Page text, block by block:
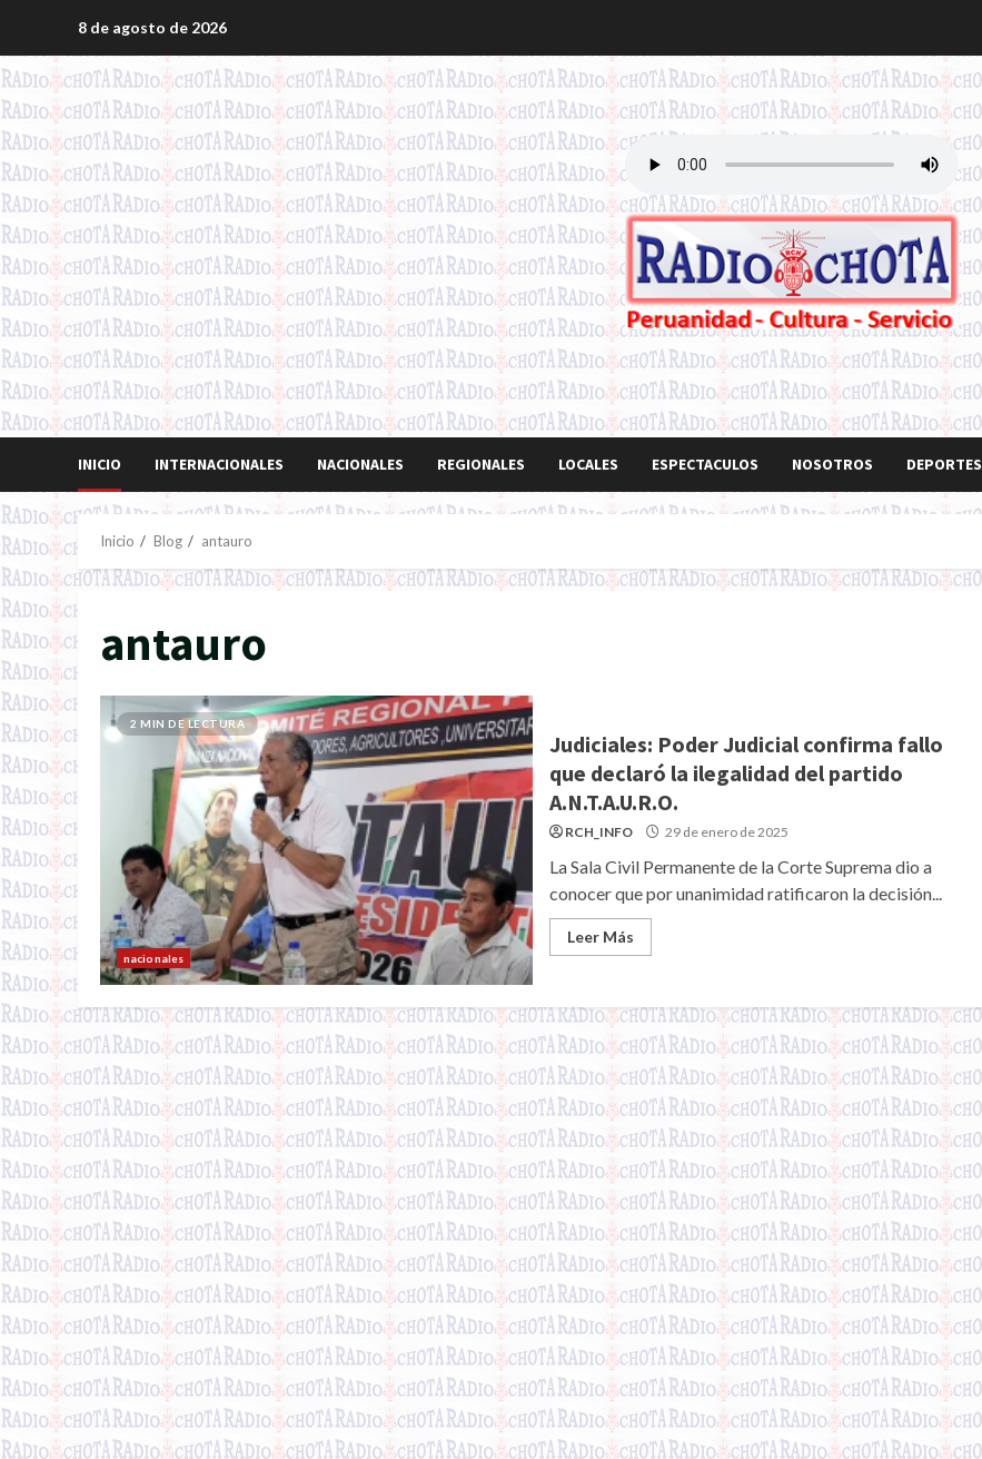
contenido
8 de agosto de 2026
INICIO INTERNACIONALES NACIONALES REGIONALES LOCALES ESPECTACULOS NOSOTROS DEPORTES
Inicio Blog antauro
antauro
2 MIN DE LECTURA
nacionales
Judiciales: Poder Judicial confirma fallo
que declaró la ilegalidad del partido
A.N.T.A.U.R.O.
RCH_INFO 29 de enero de 2025
La Sala Civil Permanente de la Corte Suprema dio a
conocer que por unanimidad ratificaron la decisión...
Leer Más